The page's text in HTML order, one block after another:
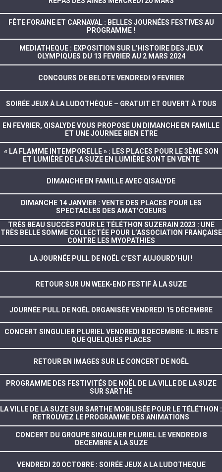
FÊTE FORAINE ET CARNAVAL : BELLES JOURNÉES FESTIVES AU
PROGRAMME !
MEDIATHEQUE : EXPOSITION SUR L’HISTOIRE DES JEUX
OLYMPIQUES DU 13 FEVRIER AU 2 MARS 2024
CONCOURS DE BELOTE VENDREDI 9 FEVRIER
SOIRÉE JEUX À LA LUDOTHÈQUE – GRATUIT ET OUVERT À TOUS
EN FEVRIER, QISALYDE VOUS PROPOSE UN DIMANCHE EN FAMILLE
ET UNE JOURNEE BIEN ETRE
« LA FLAMME INTEMPORELLE » : LES PLACES POUR LE 3ÈME SON
ET LUMIÈRE DE LA SUZE EN LUMIÈRE SONT EN VENTE
DIMANCHE EN FAMILLE AVEC QISALYDE
DIMANCHE 14 JANVIER : VENTE DES PLACES POUR LES
SPECTACLES DES AMAT’COEURS
TRÈS BEAU SUCCÈS POUR LE TÉLÉTHON SUZERAIN 2023 : UNE
TRÈS BELLE SOMME COLLECTÉE POUR L’ASSOCIATION FRANÇAISE
CONTRE LES MYOPATHIES
LA JOURNÉE PULL DE NOËL C’EST AUJOURD’HUI !
RETOUR SUR UN WEEK-END FESTIF À LA SUZE
JOURNÉE PULL DE NOËL ORGANISÉE VENDREDI 15 DÉCEMBRE
CONCERT SINGULIER PLURIEL VENDREDI 8 DECEMBRE : IL RESTE
QUE QUELQUES PLACES
RETOUR EN IMAGES SUR LE CONCERT DE NOËL
PROGRAMME DES FESTIVITÉS DE NOËL DE LA VILLE DE LA SUZE
SUR SARTHE
LA VILLE DE LA SUZE SUR SARTHE MOBILISÉE POUR LE TÉLÉTHON :
RETROUVEZ LE PROGRAMME DES ANIMATIONS
CONCERT DU GROUPE SINGULIER PLURIEL LE VENDREDI 8
DECEMBRE A LA SUZE
VENDREDI 20 OCTOBRE : SOIRÉE JEUX A LA LUDOTHEQUE